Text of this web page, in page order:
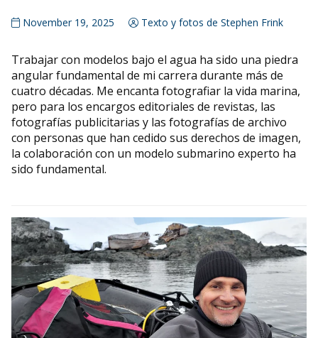
November 19, 2025 Texto y fotos de Stephen Frink
Trabajar con modelos bajo el agua ha sido una piedra
angular fundamental de mi carrera durante más de
cuatro décadas. Me encanta fotografiar la vida marina,
pero para los encargos editoriales de revistas, las
fotografías publicitarias y las fotografías de archivo
con personas que han cedido sus derechos de imagen,
la colaboración con un modelo submarino experto ha
sido fundamental.